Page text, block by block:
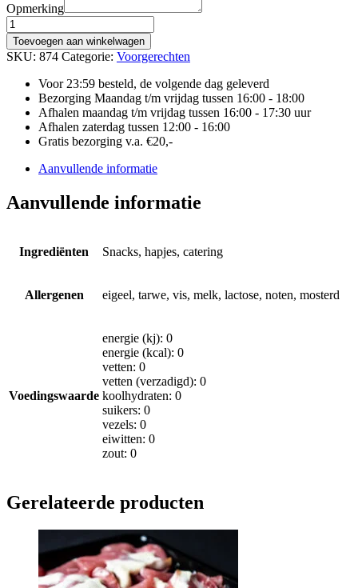
Opmerking
INGREDIËNTEN
VOOR
VITELLO
TONATO
aantal
Toevoegen aan winkelwagen
SKU: 874 Categorie: Voorgerechten
Voor 23:59 besteld, de volgende dag geleverd
Bezorging Maandag t/m vrijdag tussen 16:00 - 18:00
Afhalen maandag t/m vrijdag tussen 16:00 - 17:30 uur
Afhalen zaterdag tussen 12:00 - 16:00
Gratis bezorging v.a. €20,-
Aanvullende informatie
Aanvullende informatie
Ingrediënten Snacks, hapjes, catering
Allergenen eigeel, tarwe, vis, melk, lactose, noten, mosterd
Voedingswaarde
energie (kj): 0
energie (kcal): 0
vetten: 0
vetten (verzadigd): 0
koolhydraten: 0
suikers: 0
vezels: 0
eiwitten: 0
zout: 0
Gerelateerde producten